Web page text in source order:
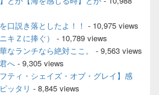
口説き落としたよ！！ - 10,975 views
キＺに捧ぐ）
- 10,789 views
ランチなら絶対ここ。
- 9,563 views
へ - 9,305 views
ティ・シェイズ・オブ・グレイ】感
ッタリ - 8,845 views